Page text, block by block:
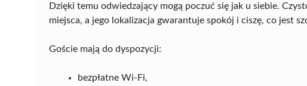
Dzięki temu odwiedzający mogą poczuć się jak u siebie.
miejsca, a jego lokalizacja gwarantuje spokój i ciszę, co jest
Goście mają do dyspozycji:
bezpłatne Wi-Fi,